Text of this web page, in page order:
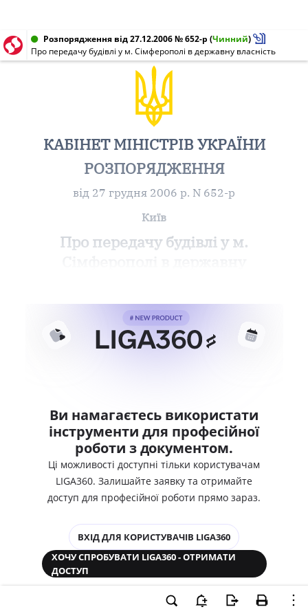
Розпорядження від 27.12.2006 № 652-р (Чинний)
Про передачу будівлі у м. Сімферополі в державну власність
КАБІНЕТ МІНІСТРІВ УКРАЇНИ
РОЗПОРЯДЖЕННЯ
від 27 грудня 2006 р. N 652-р
Київ
Про передачу будівлі у м.
Ви намагаєтесь використати
інструменти для професійної
роботи з документом.
Ці можливості доступні тільки користувачам
LIGA360. Залишайте заявку та отримайте
доступ для професійної роботи прямо зараз.
ВХІД ДЛЯ КОРИСТУВАЧІВ LIGA360
ХОЧУ СПРОБУВАТИ LIGA360 - ОТРИМАТИ
ДОСТУП
Законодавство та аналітика
Корпоративні документи